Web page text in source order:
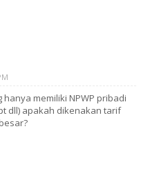
memiliki NPWP pribadi
dll) apakah dikenakan tarif